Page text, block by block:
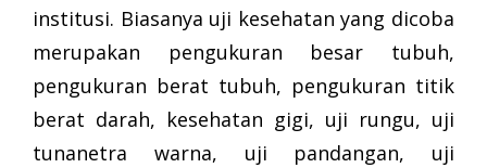
institusi. Biasanya uji kesehatan yang dicoba
merupakan pengukuran besar tubuh,
pengukuran berat tubuh, pengukuran titik
berat darah, kesehatan gigi, uji rungu, uji
tunanetra warna, uji pandangan, uji